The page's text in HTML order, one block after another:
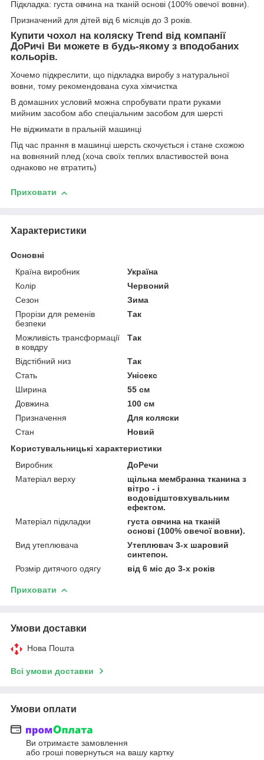
Підкладка: густа овчина на тканій основі (100% овечої вовни).
Призначений для дітей від 6 місяців до 3 років.
Купити чохол на коляску Trend від компанії
ДоРичi Ви можете в будь-якому з вподобаних
кольорів.
Хочемо підкреслити, що підкладка виробу з натуральної
вовни, тому рекомендована суха хімчистка
В домашних условий можна спробувати прати руками
мийним засобом або спеціальним засобом для шерсті
Не віджимати в пральній машинці
Під час прання в машинці шерсть скочується і стане схожою
на вовняний плед (хоча своїх теплих властивостей вона
однаково не втратить)
Приховати
Характеристики
Основні
Країна виробник
Україна
Колір
Червоний
Сезон
Зима
Прорізи для ременів
безпеки
Так
Можливість трансформації
в ковдру
Так
Відстібний низ
Так
Стать
Унісекс
Ширина
55 см
Довжина
100 см
Призначення
Для коляски
Стан
Новий
Користувальницькі характеристики
Виробник
ДоРечи
Матеріал верху
щільна мембранна тканина з
вітро - і
водовідштовхувальним
ефектом.
Матеріал підкладки
густа овчина на тканій
основі (100% овечої вовни).
Вид утеплювача
Утеплювач 3-х шаровий
синтепон.
Розмір дитячого одягу
від 6 міс до 3-х років
Приховати
Умови доставки
Нова Пошта
Всі умови доставки
Умови оплати
Ви отримаєте замовлення
або гроші повернуться на вашу картку